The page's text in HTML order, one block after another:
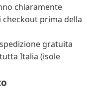
chiaramente
prima della
gratuita
Italia (isole